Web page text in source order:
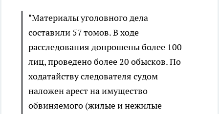
"Материалы уголовного дела
составили 57 томов. В ходе
расследования допрошены более 100
лиц, проведено более 20 обысков. По
ходатайству следователя судом
наложен арест на имущество
обвиняемого (жилые и нежилые